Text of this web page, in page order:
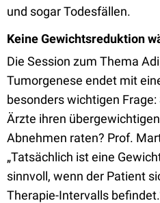
und sogar Todesfällen.
Keine Gewichtsreduktion
Die Session zum Thema
Tumorgenese endet mit
besonders wichtigen
Ärzte ihren
Abnehmen raten? Prof.
„Tatsächlich ist eine
sinnvoll, wenn der Patient
Therapie-Intervalls